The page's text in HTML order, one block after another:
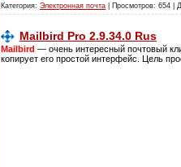
Категория: Электронная почта | Просмотров: 654 |
Mailbird Pro 2.9.34.0 Rus
Mailbird — очень интересный почтовый
копирует его простой интерфейс. Цель